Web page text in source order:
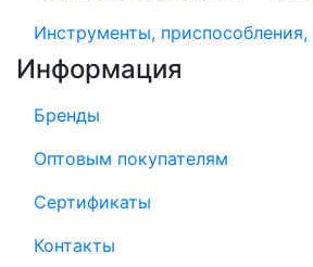
Инструменты,
Информация
Бренды
Оптовым покупателям
Сертификаты
Контакты